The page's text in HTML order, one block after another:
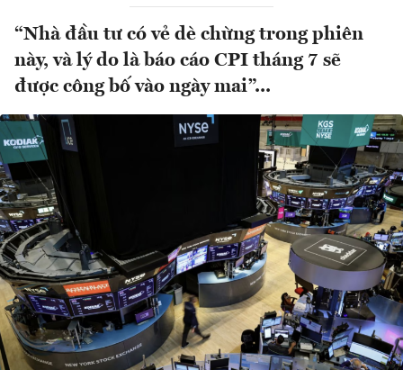
“Nhà đầu tư có vẻ dè chừng trong phiên
này, và lý do là báo cáo CPI tháng 7 sẽ
được công bố vào ngày mai”...